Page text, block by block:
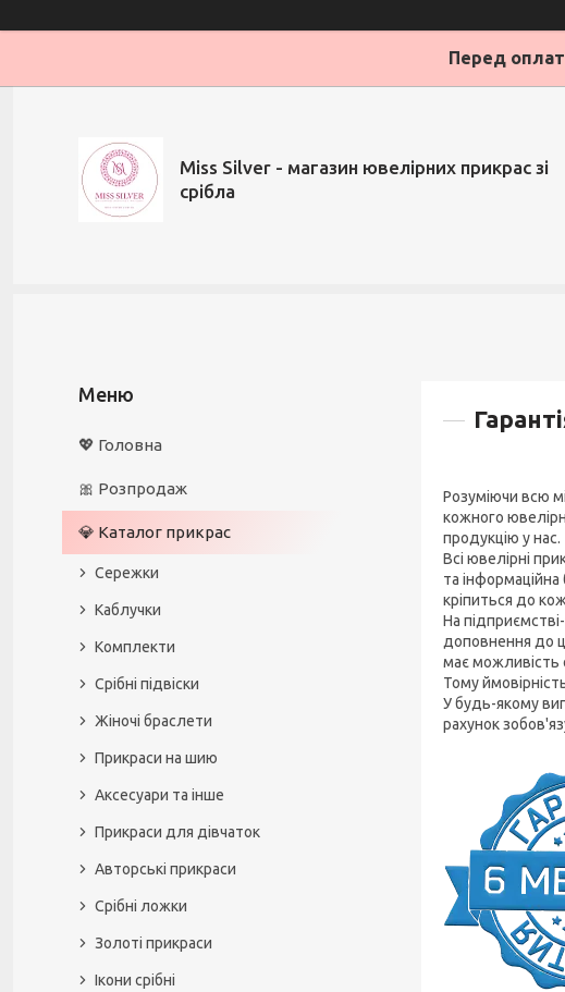
Перед
Miss Silver - магазин ювелірних прикрас зі
срібла
Розуміючи всю
кожного
продукцію у нас.
Всі ювелірні
та
кріпиться до
На
доповнення до
має можливість
Тому
У будь-якому
рахунок
💖 Головна
🎀 Розпродаж
💎 Каталог прикрас
Сережки
Каблучки
Комплекти
Срібні підвіски
Жіночі браслети
Прикраси на шию
Аксесуари та інше
Прикраси для дівчаток
Авторські прикраси
Срібні ложки
Золоті прикраси
Ікони срібні